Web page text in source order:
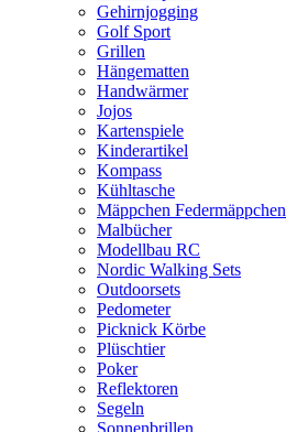
Gehirnjogging
Golf Sport
Grillen
Hängematten
Handwärmer
Jojos
Kartenspiele
Kinderartikel
Kompass
Kühltasche
Mäppchen Federmäppchen
Malbücher
Modellbau RC
Nordic Walking Sets
Outdoorsets
Pedometer
Picknick Körbe
Plüschtier
Poker
Reflektoren
Segeln
Sonnenbrillen